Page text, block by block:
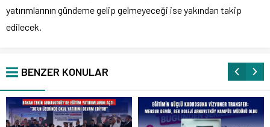
yatırımlarının gündeme gelip gelmeyeceği ise yakından takip
edilecek.
BENZER KONULAR